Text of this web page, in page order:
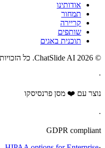
אודותינו
תמחור
קריירה
שותפים
תוכנית באגים
© 2026 ChatSlide AI. כל הזכויות שמורות.
·
נוצר עם ❤️ מסן פרנסיסקו
·
GDPR compliant